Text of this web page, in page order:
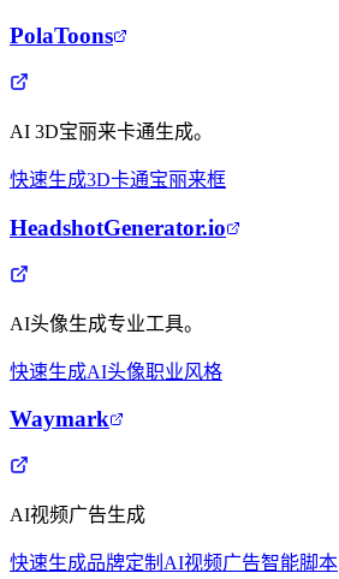
PolaToons
AI 3D宝丽来卡通生成。
快速生成3D卡通宝丽来框
HeadshotGenerator.io
AI头像生成专业工具。
快速生成AI头像职业风格
Waymark
AI视频广告生成
快速生成品牌定制 AI视频广告智能脚本